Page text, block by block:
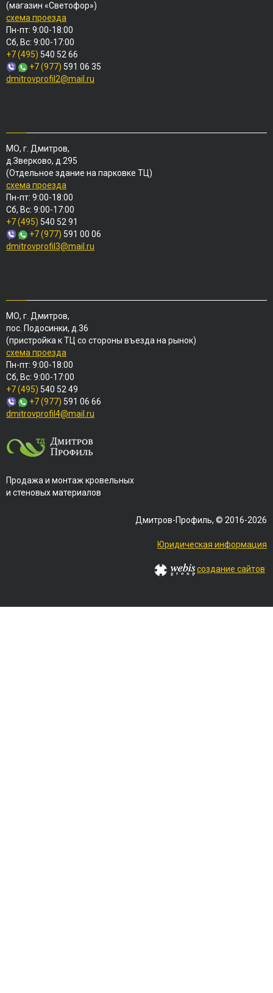
(магазин «Светофор»)
схема проезда
Пн-пт: 9:00-18:00
Сб, Вс: 9:00-17:00
+7 (495) 540 52 66
+7 (977) 591 06 35
dmitrovprofil2@mail.ru
МО, г. Дмитров,
д.Зверково, д.295
(Отдельное здание на парковке ТЦ)
схема проезда
Пн-пт: 9:00-18:00
Сб, Вс: 9:00-17:00
+7 (495) 540 52 91
+7 (977) 591 00 06
dmitrovprofil3@mail.ru
МО, г. Дмитров,
пос. Подосинки, д.36
(пристройка к ТЦ со стороны въезда на рынок)
схема проезда
Пн-пт: 9:00-18:00
Сб, Вс: 9:00-17:00
+7 (495) 540 52 49
+7 (977) 591 06 66
dmitrovprofil4@mail.ru
Продажа и монтаж кровельных
и стеновых материалов
Дмитров-Профиль, © 2016-2026
Юридическая информация
создание сайтов